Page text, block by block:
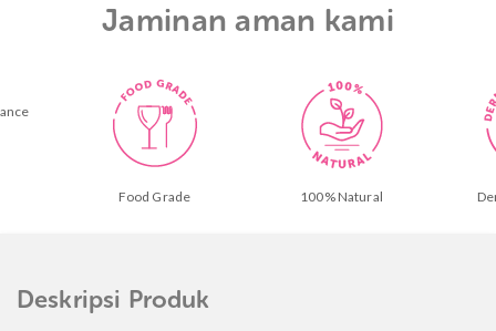
Jaminan aman kami
100% Natural
Dermatologically
Deskripsi Produk